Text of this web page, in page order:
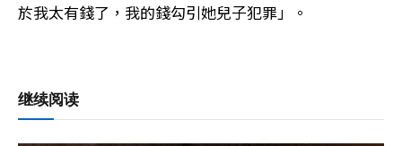
於我太有錢了，我的錢勾引她兒子犯罪」。
继续阅读